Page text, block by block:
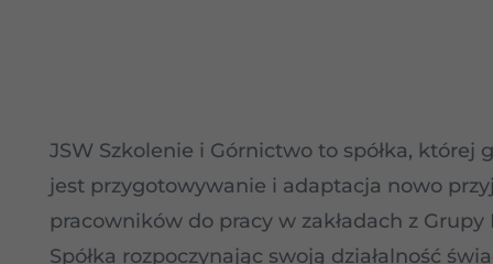
JSW Szkolenie i Górnictwo to spółka, której
jest przygotowywanie i adaptacja nowo
pracowników do pracy w zakładach z Grupy
Spółka rozpoczynając swoją działalność